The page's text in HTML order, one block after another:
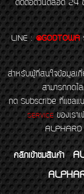
ติดต่อด่วนตลอด 24
LINE : @GODTOWA
สำหรับผู้ที่สนใจข้อมูลเ
สามารถกดไ
กด Subscribe ที่แชล
SERVICEของเรา
คลิกเข้าชมสินค้า